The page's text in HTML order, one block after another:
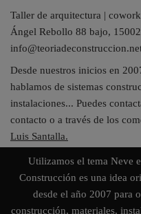
Taller de arquitectura |
Ángel Rebollo 88 bajo,
Desde nuestros inicios en
hablamos de sistemas
instalaciones... Puedes
contacto o a través de los
Luis Santalla.
Utilizamos el tema Neve
Construcción es una idea
desde el año 2007 para
construcción, materiales,